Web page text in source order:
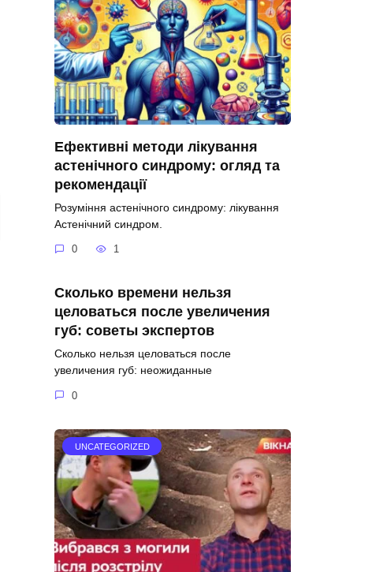
Ефективні методи лікування
астенічного синдрому: огляд та
рекомендації
Розуміння астенічного синдрому: лікування
Астенічний синдром.
0 1
Сколько времени нельзя
целоваться после увеличения
губ: советы экспертов
Сколько нельзя целоваться после
увеличения губ: неожиданные
0
UNCATEGORIZED